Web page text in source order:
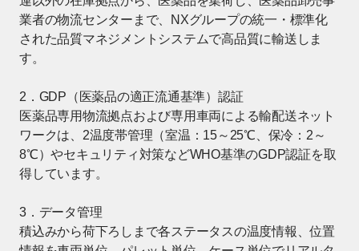
業者の物流センターまで、NXグループの統一・標準化
された品質マネジメントシステムで高品質に輸送しま
す。
2．GDP（医薬品の適正流通基準）認証
医薬品専用物流拠点および専用車両による輸配送ネット
ワークは、2温度帯管理（室温：15～25℃、保冷：2～
8℃）やセキュリティ対策などWHO基準のGDP認証を取
得しています。
3．データ管理
積込みから荷下ろしまで各ステータスの温度情報、位置